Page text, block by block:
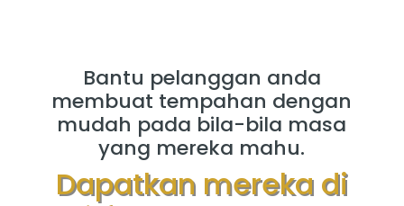
Bantu pelanggan anda
membuat tempahan dengan
mudah pada bila-bila masa
yang mereka mahu.
Dapatkan mereka di